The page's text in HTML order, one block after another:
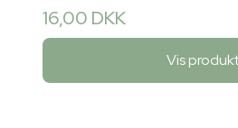
16,00 DKK
Vis